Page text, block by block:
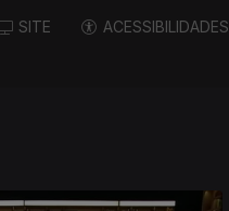
SITE ACESSIBILIDADES